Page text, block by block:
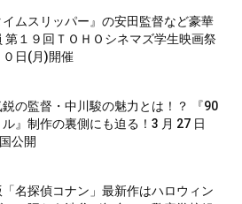
イムスリッパー』の安田監督など豪華
第１９回ＴＯＨＯシネマズ学生映画祭
０日(月)開催
鋭の監督・中川駿の魅力とは！？ 『90
ル』制作の裏側にも迫る！3 月 27 日
公開
「名探偵コナン」最新作はハロウィン